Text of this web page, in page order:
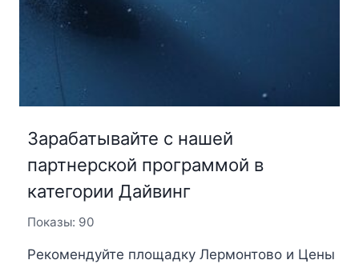
Зарабатывайте с нашей
партнерской программой в
категории Дайвинг
Показы: 90
Рекомендуйте площадку Лермонтово и Цены